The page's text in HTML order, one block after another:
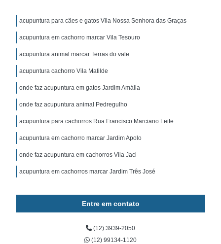
acupuntura para cães e gatos Vila Nossa Senhora das Graças
acupuntura em cachorro marcar Vila Tesouro
acupuntura animal marcar Terras do vale
acupuntura cachorro Vila Matilde
onde faz acupuntura em gatos Jardim Amália
onde faz acupuntura animal Pedregulho
acupuntura para cachorros Rua Francisco Marciano Leite
acupuntura em cachorro marcar Jardim Apolo
onde faz acupuntura em cachorros Vila Jaci
acupuntura em cachorros marcar Jardim Três José
Entre em contato
(12) 3939-2050
(12) 99134-1120